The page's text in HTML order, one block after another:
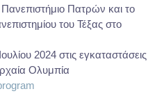
Πατρών και το
του Τέξας στο
2024 στις εγκαταστάσεις
Ολυμπία